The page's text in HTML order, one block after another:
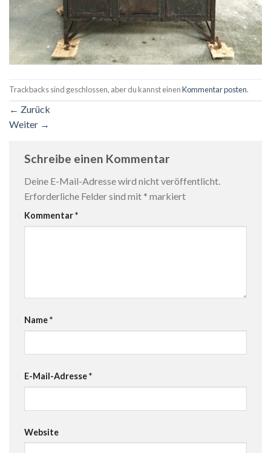
Trackbacks sind geschlossen, aber du kannst einenKommentar posten.
← Zurück
Weiter →
Schreibe einen Kommentar
Deine E-Mail-Adresse wird nicht veröffentlicht.
Erforderliche Felder sind mit * markiert
Kommentar*
Name*
E-Mail-Adresse*
Website